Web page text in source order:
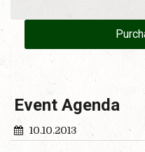
Event Agenda
10.10.2013